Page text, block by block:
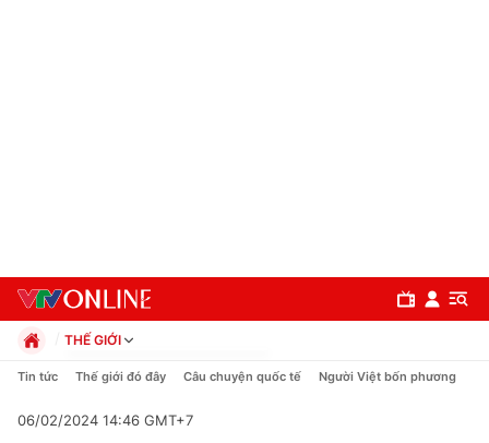
THẾ GIỚI
Chính trị
Pháp luật
Tin tức Thế giới đó đây Câu chuyện quốc tế Người Việt bốn phương
06/02/2024 14:46 GMT+7